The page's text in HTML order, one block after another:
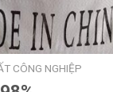
CÔNG NGHIỆP